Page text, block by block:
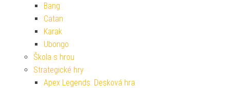
Bang
Catan
Karak
Ubongo
Škola s hrou
Strategické hry
Apex Legends: Desková hra